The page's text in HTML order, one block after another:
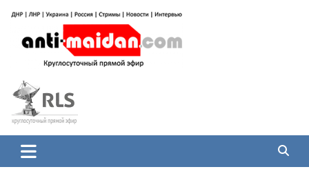
содержимому
Антимайдан: Гражданская война
на Украине
гражданской войне на Украине, включая события в Новороссии, ДНР,
ЛНР и других регионах.